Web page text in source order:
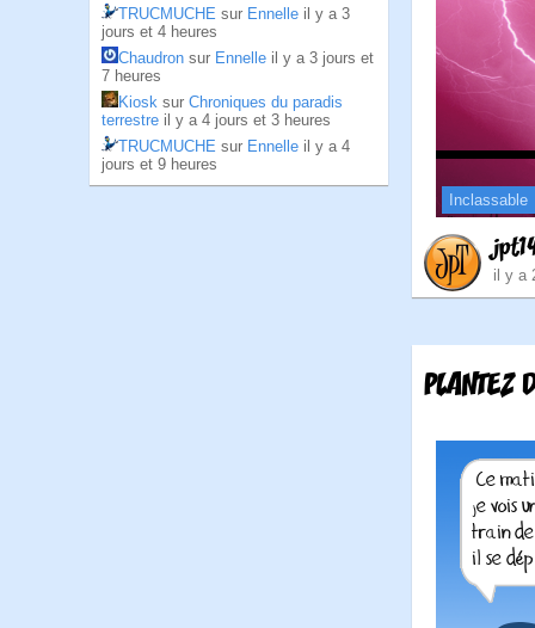
TRUCMUCHE sur Ennelle il y a 3
jours et 4 heures
Chaudron sur Ennelle il y a 3 jours et
7 heures
Kiosk sur Chroniques du paradis
terrestre il y a 4 jours et 3 heures
TRUCMUCHE sur Ennelle il y a 4
jours et 9 heures
Inclassable
il y a
PLANTEZ